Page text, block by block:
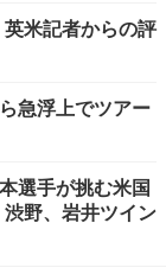
米記者からの評
急浮上でツアー
選手が挑む米国
野、岩井ツイン